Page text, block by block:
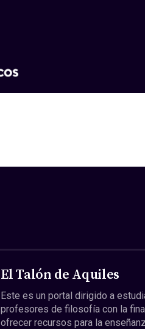
El Talón de Aquiles
Este es un portal dirigido a
profesores de filosofía con la
ofrecer recursos para la